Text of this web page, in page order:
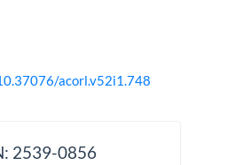
acorl.v52i1.748
2539-0856